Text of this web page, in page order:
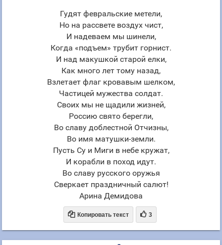
Гудят февральские метели,
Но на рассвете воздух чист,
И надеваем мы шинели,
Когда «подъем» трубит горнист.
И над макушкой старой елки,
Как много лет тому назад,
Взлетает флаг кровавым шелком,
Частицей мужества солдат.
Своих мы не щадили жизней,
Россию свято берегли,
Во славу доблестной Отчизны,
Во имя матушки-земли.
Пусть Су и Миги в небе кружат,
И корабли в поход идут.
Во славу русского оружья
Сверкает праздничный салют!
Арина Демидова
 Копировать текст  3